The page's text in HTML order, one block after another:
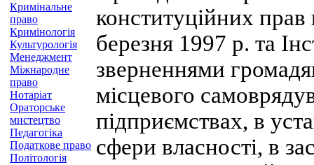
Кримінальне
право
Кримінологія
Культурологія
Менеджмент
Міжнародне
право
Нотаріат
Ораторське
мистецтво
Педагогіка
Податкове право
Політологія
конституційних
березня 1997 p. та
зверненнями
місцевого
підприємствах, в
сфери власності, в